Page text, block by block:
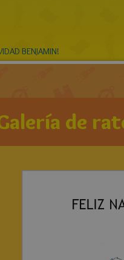
BENJAMIN!
de